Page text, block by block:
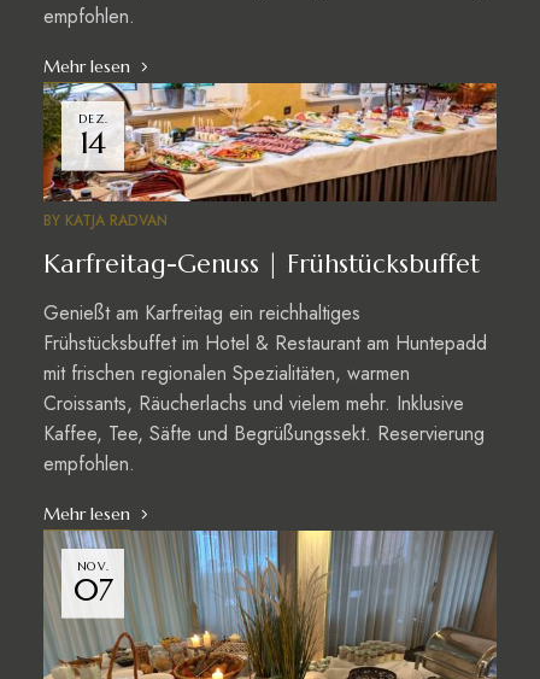
empfohlen.
Mehr lesen
DEZ.
14
BY KATJA RADVAN
Karfreitag-Genuss | Frühstücksbuffet
Genießt am Karfreitag ein reichhaltiges
Frühstücksbuffet im Hotel & Restaurant am Huntepadd
mit frischen regionalen Spezialitäten, warmen
Croissants, Räucherlachs und vielem mehr. Inklusive
Kaffee, Tee, Säfte und Begrüßungssekt. Reservierung
empfohlen.
Mehr lesen
NOV.
07